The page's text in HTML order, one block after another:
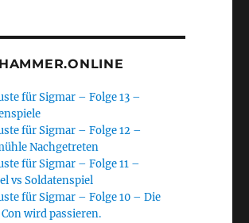
zieht auf“ Folge 3 – Der vermisste
für Sigmar – Folge 13 –
für Sigmar – Folge 12 –
Nachgetreten
für Sigmar – Folge 11 –
vs Soldatenspiel
für Sigmar – Folge 10 – Die
wird passieren.